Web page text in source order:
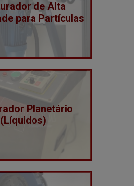
de Alta
para Partículas
Planetário
(Líquidos)